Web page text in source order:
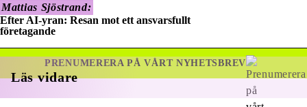
Mattias Sjöstrand:
Efter AI-yran: Resan mot ett ansvarsfullt
företagande
PRENUMERERA PÅ VÅRT NYHETSBREV
Läs vidare